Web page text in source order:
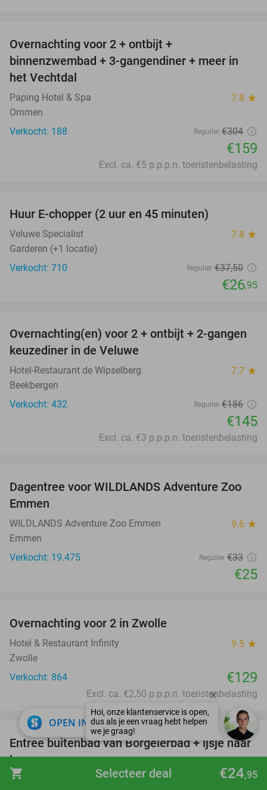
shopping_cart €24,95
Selecteer deal
Overnachting voor 2 + ontbijt +
binnenzwembad + 3-gangendiner + meer in
het Vechtdal
Paping Hotel & Spa 7.8 star
Ommen
Verkocht: 188
Regulier €304
€159
Excl. ca. €5 p.p.p.n. toeristenbelasting
Huur E-chopper (2 uur en 45 minuten)
Veluwe Specialist 7.8 star
Garderen (+1 locatie)
Verkocht: 710
Regulier €37,50
€26,95
22%
Overnachting(en) voor 2 + ontbijt + 2-gangen
keuzediner in de Veluwe
Hotel-Restaurant de Wipselberg 7.7 star
Beekbergen
Verkocht: 432
Regulier €186
€145
Excl. ca. €3 p.p.p.n. toeristenbelasting
24%
Dagentree voor WILDLANDS Adventure Zoo
Emmen
WILDLANDS Adventure Zoo Emmen 9.6 star
Emmen
Verkocht: 19.475
Regulier €33
€25
Overnachting voor 2 in Zwolle
Hotel & Restaurant Infinity 9.5 star
Zwolle
Verkocht: 864
€129
Excl. ca. €2,50 p.p.p.n. toeristenbelasting
21%
favorite_border
Entree buitenbad van Borgelerbad + ijsje naar
keuze
Borgelerbad
OPEN IN APP close